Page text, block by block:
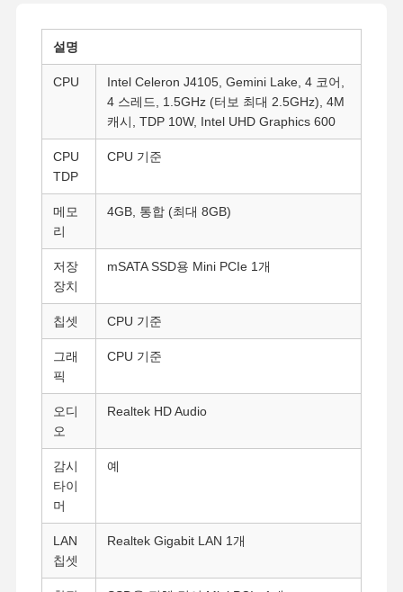
설명
CPU
Intel Celeron J4105, Gemini Lake, 4 코어,
4 스레드, 1.5GHz (터보 최대 2.5GHz), 4M
캐시, TDP 10W, Intel UHD Graphics 600
CPU
TDP
CPU 기준
메모
리
4GB, 통합 (최대 8GB)
저장
장치
mSATA SSD용 Mini PCIe 1개
칩셋 CPU 기준
그래
픽
CPU 기준
오디
오
Realtek HD Audio
감시
타이
머
예
LAN
칩셋
Realtek Gigabit LAN 1개